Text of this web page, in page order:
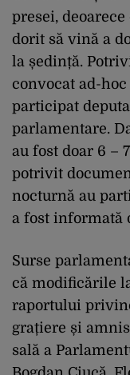
presei,
dorit să vină a
la ședință.
convocat ad-
participat
parlamentare.
au fost doar 6 –
potrivit
nocturnă au
a fost informată
Surse
că modificările
raportului
grațiere și
sală a